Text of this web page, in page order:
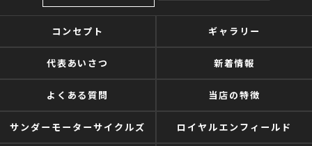
コンセプト ギャラリー
代表あいさつ 新着情報
よくある質問 当店の特徴
サンダーモーターサイクルズ ロイヤルエンフィールド